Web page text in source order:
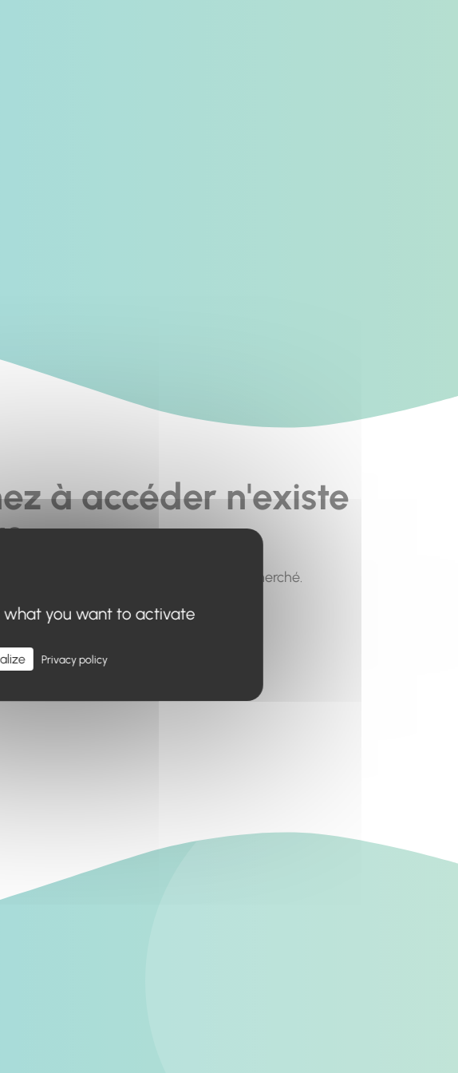
à accéder n'existe
le menu pour trouver le contenu recherché.
what you want to activate
Privacy policy